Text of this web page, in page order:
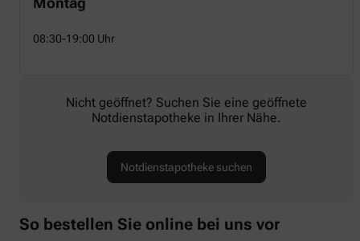
08:30-19:00 Uhr
Nicht geöffnet? Suchen Sie eine geöffnete
Notdienstapotheke in Ihrer Nähe.
Notdienstapotheke suchen
So bestellen Sie online bei uns vor